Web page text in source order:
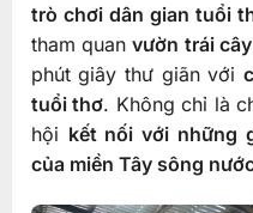
trò chơi dân gian tuổi
tham quanvườn trái
phút giây thư giãn với
tuổi thơ. Không chỉ là
hội kết nối với những
của miền Tây sông